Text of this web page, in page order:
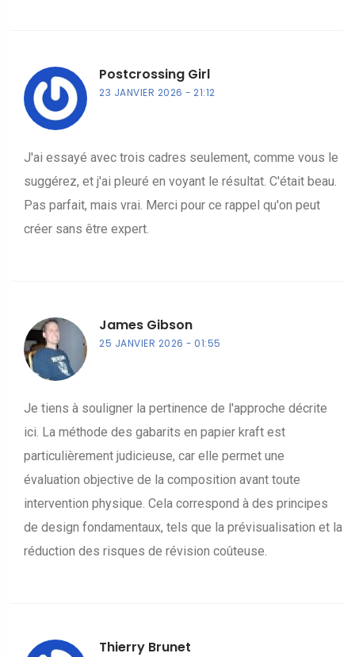
Postcrossing Girl
23 JANVIER 2026 21:12
J'ai essayé avec trois cadres seulement, comme vous le
suggérez, et j'ai pleuré en voyant le résultat. C'était beau.
Pas parfait, mais vrai. Merci pour ce rappel qu'on peut
créer sans être expert.
James Gibson
25 JANVIER 2026 01:55
Je tiens à souligner la pertinence de l'approche décrite
ici. La méthode des gabarits en papier kraft est
particulièrement judicieuse, car elle permet une
évaluation objective de la composition avant toute
intervention physique. Cela correspond à des principes
de design fondamentaux, tels que la prévisualisation et la
réduction des risques de révision coûteuse.
Thierry Brunet